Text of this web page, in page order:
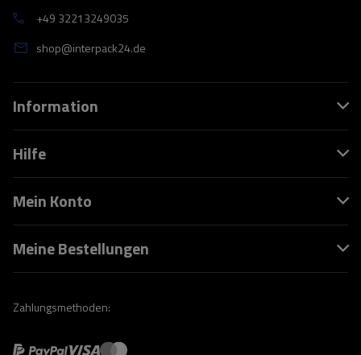
+49 32213249035
shop@interpack24.de
Information
Hilfe
Mein Konto
Meine Bestellungen
Zahlungsmethoden: